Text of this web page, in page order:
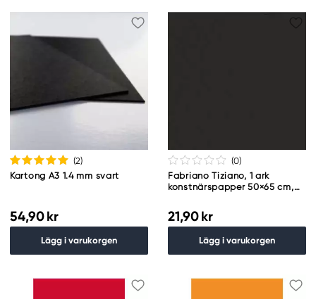
(2)
Kartong A3 1.4 mm svart
54,90 kr
Lägg i varukorgen
(0)
Fabriano Tiziano, 1 ark
konstnärspapper 50×65 cm,
21,90 kr
Lägg i varukorgen